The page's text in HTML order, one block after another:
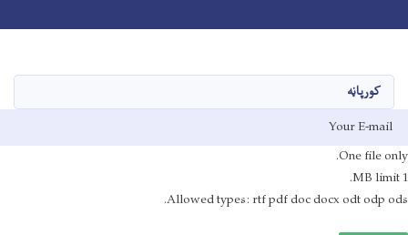
content
کورپاڼه
E-mail
File
One file only.
1 MB limit.
Allowed types: rtf pdf doc docx odt odp ods.